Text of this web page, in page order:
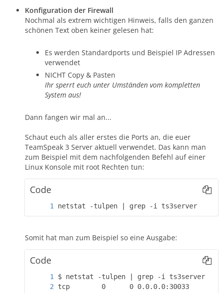
Konfiguration der Firewall
Nochmal als extrem wichtigen Hinweis, falls den ganzen
schönen Text oben keiner gelesen hat:
Es werden Standardports und Beispiel IP Adressen
verwendet
NICHT Copy & Pasten
Ihr sperrt euch unter Umständen vom kompletten
System aus!
Dann fangen wir mal an...
Schaut euch als aller erstes die Ports an, die euer
TeamSpeak 3 Server aktuell verwendet. Das kann man
zum Beispiel mit dem nachfolgenden Befehl auf einer
Linux Konsole mit root Rechten tun:
Code
netstat -tulpen | grep -i ts3server
Somit hat man zum Beispiel so eine Ausgabe:
Code